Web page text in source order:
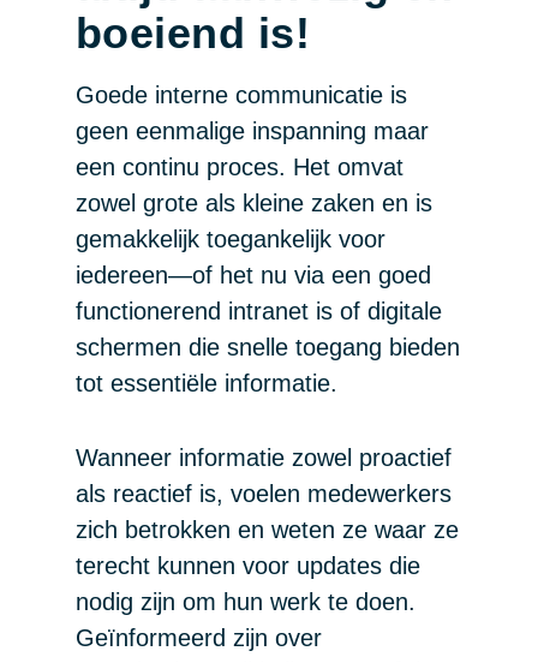
boeiend is!
Goede interne communicatie is
geen eenmalige inspanning maar
een continu proces. Het omvat
zowel grote als kleine zaken en is
gemakkelijk toegankelijk voor
iedereen—of het nu via een goed
functionerend intranet is of digitale
schermen die snelle toegang bieden
tot essentiële informatie.
Wanneer informatie zowel proactief
als reactief is, voelen medewerkers
zich betrokken en weten ze waar ze
terecht kunnen voor updates die
nodig zijn om hun werk te doen.
Geïnformeerd zijn over